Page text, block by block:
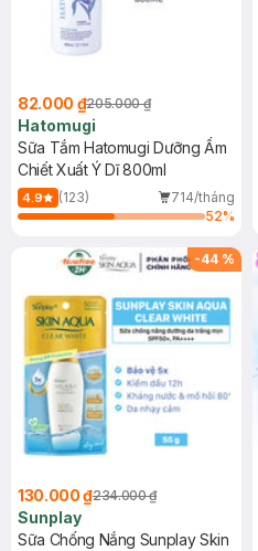
82.000 ₫205.000 ₫
Hatomugi
Sữa Tắm Hatomugi Dưỡng Ẩm
Chiết Xuất Ý Dĩ 800ml
4.9 (123)
714/tháng
52%
-44 %
130.000 ₫234.000 ₫
Sunplay
Sữa Chống Nắng Sunplay Skin